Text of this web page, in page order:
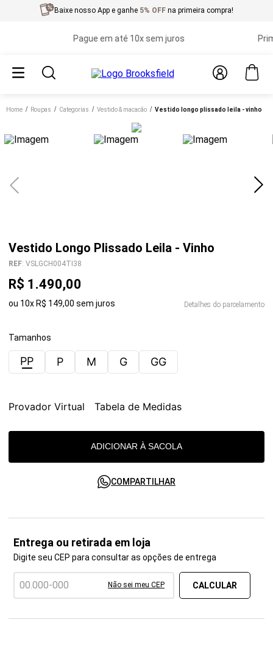
Baixe nosso App e ganhe 5% OFF na primeira compra!
Pague em até 10x sem juros
Home roupas categorias vestido & macacão vestido longo plissado leila - vinho
Vestido Longo Plissado Leila - Vinho
REF: VSLGCH004TI38
R$ 1 .490,00
ou 10x R$ 149,00 sem juros Detalhes do parcelamento
Tamanhos
PP P M G GG
Provador Virtual Tabela de Medidas
ADICIONAR À SACOLA
COMPARTILHAR
Entrega ou retirada em loja
Digite seu CEP para consultar as opções de entrega
Não sei meu CEP